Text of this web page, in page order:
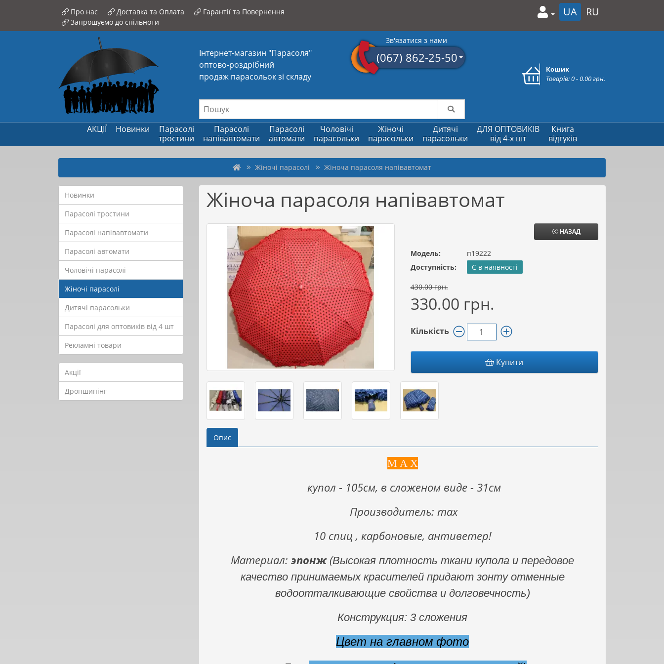
Про нас Доставка та Оплата
Гарантії та Повернення
Запрошуємо до спільноти
UA RU
Інтернет-магазин "Парасоля"
оптово-роздрібний
продаж парасольок зі складу
Зв'язатися з нами
(067) 862-25-50
Кошик
Товарів: 0 - 0.00 грн.
АКЦІЇ Новинки
Парасолі
тростини
Парасолі
напівавтомати
Парасолі
автомати
Чоловічі
парасольки
Жіночі
парасольки
Дитячі
парасольки
ДЛЯ ОПТОВИКІВ
від 4-х шт
Книга
відгуків
Жіночі парасолі Жіноча парасоля напівавтомат
Новинки
Парасолі тростини
Парасолі напівавтомати
Парасолі автомати
Чоловічі парасолі
Жіночі парасолі
Дитячі парасольки
Парасолі для оптовиків від 4 шт
Рекламні товари
Акції
Дропшипінг
Жіноча парасоля напівавтомат
НАЗАД
Модель:
п19222
Доступність:
Є в наявності
430.00 грн.
330.00 грн.
Кількість
Купити
Опис
M A X
купол - 105см, в сложеном виде - 31см
Производитель: max
10 спиц , карбоновые, антиветер!
Материал: эпонж(Высокая плотность ткани купола и передовое
качество принимаемых красителей придают зонту отменные
водоотталкивающие свойства и долговечность)
Конструкция: 3 сложения
Цвет на главном фото